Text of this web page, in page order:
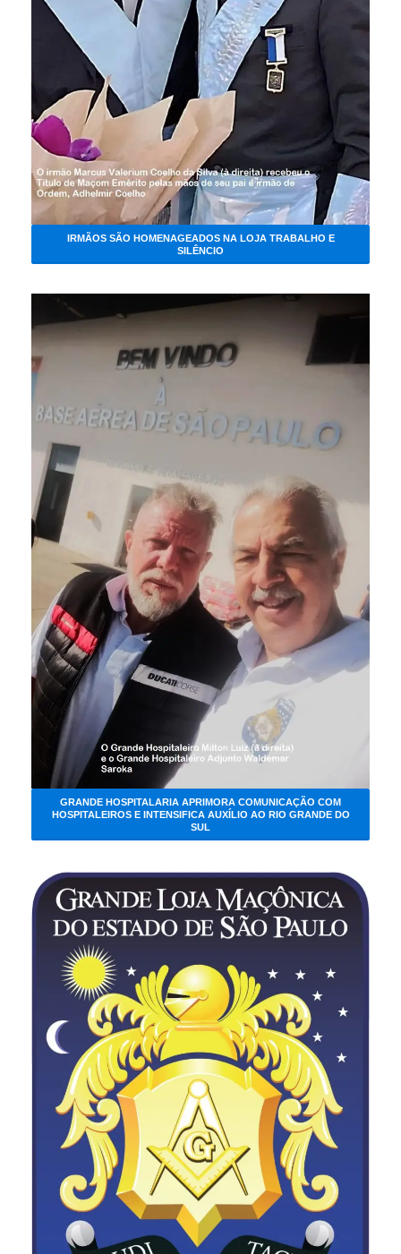
IRMÃOS SÃO HOMENAGEADOS NA LOJA TRABALHO E
SILÊNCIO
GRANDE HOSPITALARIA APRIMORA COMUNICAÇÃO COM
HOSPITALEIROS E INTENSIFICA AUXÍLIO AO RIO GRANDE DO
SUL